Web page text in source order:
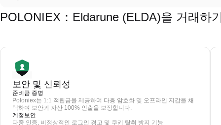
POLONIEX：Eldarune (ELDA)을 거래하
보안 및 신뢰성
준비금 증명
Poloniex는 1:1 적립금을 제공하며 다층 암호화 및 오프라인 지갑을 채
택하여 보안과 자산 100% 인출을 보장합니다.
계정보안
다중 인증, 비정상적인 로그인 경고 및 쿠키 탈취 방지 기능